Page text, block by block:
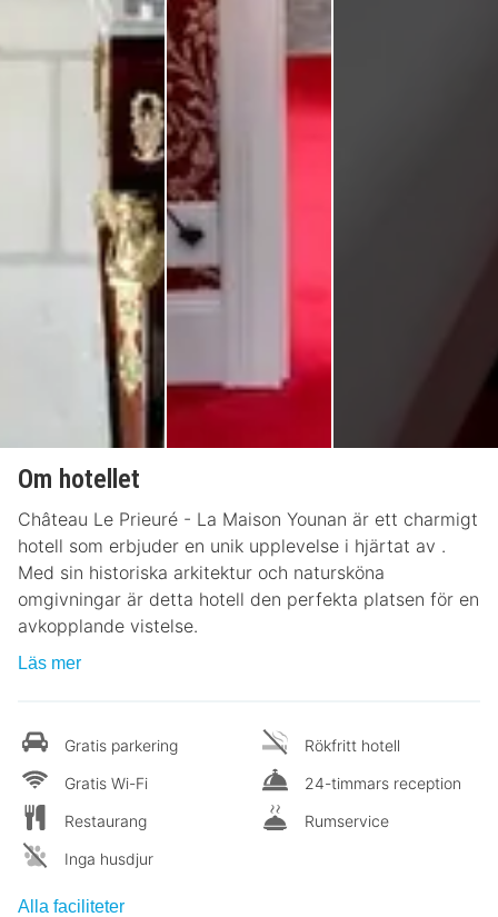
Om hotellet
Château Le Prieuré - La Maison Younan är ett charmigt
hotell som erbjuder en unik upplevelse i hjärtat av .
Med sin historiska arkitektur och natursköna
omgivningar är detta hotell den perfekta platsen för en
avkopplande vistelse.
Läs mer
Gratis parkering
Gratis Wi-Fi
Restaurang
Inga husdjur
Rökfritt hotell
24-timmars reception
Rumservice
Alla faciliteter